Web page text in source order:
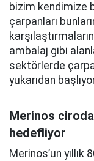
bizim kendimize
çarpanları
ambalaj gibi
sektörlerde
yukarıdan
Merinos
hedefliyor
Merinos’un